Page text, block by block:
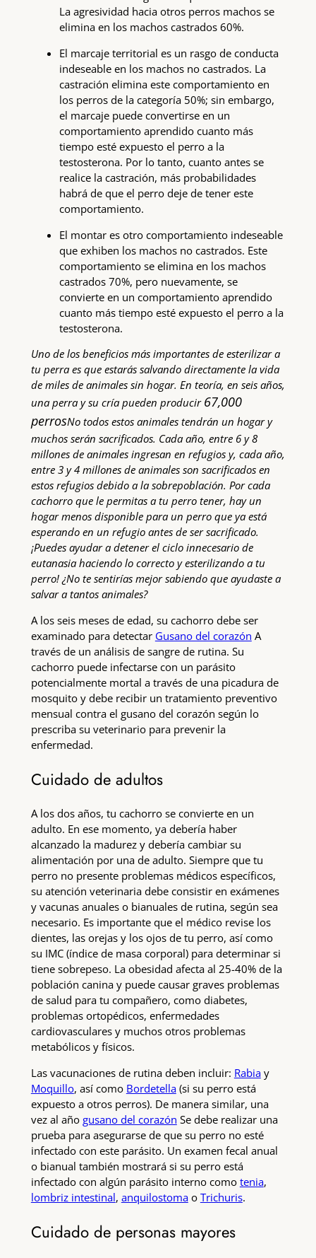
La agresividad hacia otros perros machos se
elimina en los machos castrados 60%.
El marcaje territorial es un rasgo de conducta
indeseable en los machos no castrados. La
castración elimina este comportamiento en
los perros de la categoría 50%; sin embargo,
el marcaje puede convertirse en un
comportamiento aprendido cuanto más
tiempo esté expuesto el perro a la
testosterona. Por lo tanto, cuanto antes se
realice la castración, más probabilidades
habrá de que el perro deje de tener este
comportamiento.
El montar es otro comportamiento indeseable
que exhiben los machos no castrados. Este
comportamiento se elimina en los machos
castrados 70%, pero nuevamente, se
convierte en un comportamiento aprendido
cuanto más tiempo esté expuesto el perro a la
testosterona.
Uno de los beneficios más importantes de esterilizar a
tu perra es que estarás salvando directamente la vida
de miles de animales sin hogar. En teoría, en seis años,
una perra y su cría pueden producir 67,000
perrosNo todos estos animales tendrán un hogar y
muchos serán sacrificados. Cada año, entre 6 y 8
millones de animales ingresan en refugios y, cada año,
entre 3 y 4 millones de animales son sacrificados en
estos refugios debido a la sobrepoblación. Por cada
cachorro que le permitas a tu perro tener, hay un
hogar menos disponible para un perro que ya está
esperando en un refugio antes de ser sacrificado.
¡Puedes ayudar a detener el ciclo innecesario de
eutanasia haciendo lo correcto y esterilizando a tu
perro! ¿No te sentirías mejor sabiendo que ayudaste a
salvar a tantos animales?
A los seis meses de edad, su cachorro debe ser
examinado para detectar Gusano del corazón A
través de un análisis de sangre de rutina. Su
cachorro puede infectarse con un parásito
potencialmente mortal a través de una picadura de
mosquito y debe recibir un tratamiento preventivo
mensual contra el gusano del corazón según lo
prescriba su veterinario para prevenir la
enfermedad.
Cuidado de adultos
A los dos años, tu cachorro se convierte en un
adulto. En ese momento, ya debería haber
alcanzado la madurez y debería cambiar su
alimentación por una de adulto. Siempre que tu
perro no presente problemas médicos específicos,
su atención veterinaria debe consistir en exámenes
y vacunas anuales o bianuales de rutina, según sea
necesario. Es importante que el médico revise los
dientes, las orejas y los ojos de tu perro, así como
su IMC (índice de masa corporal) para determinar si
tiene sobrepeso. La obesidad afecta al 25-40% de la
población canina y puede causar graves problemas
de salud para tu compañero, como diabetes,
problemas ortopédicos, enfermedades
cardiovasculares y muchos otros problemas
metabólicos y físicos.
Las vacunaciones de rutina deben incluir: Rabiay
Moquillo, así como Bordetella(si su perro está
expuesto a otros perros). De manera similar, una
vez al año gusano del corazón Se debe realizar una
prueba para asegurarse de que su perro no esté
infectado con este parásito. Un examen fecal anual
o bianual también mostrará si su perro está
infectado con algún parásito interno como tenia,
lombriz intestinal, anquilostomao Trichuris.
Cuidado de personas mayores